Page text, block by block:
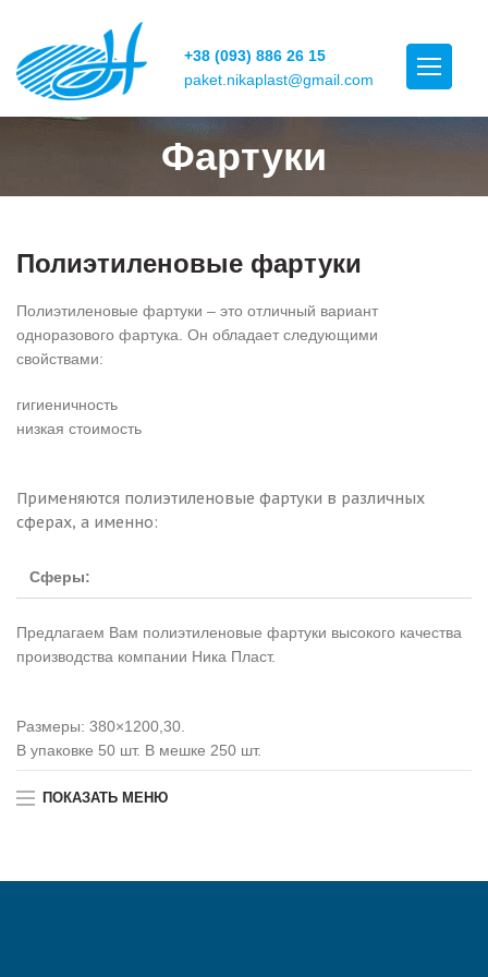
+38 (093) 886 26 15
paket.nikaplast@gmail.com
Фартуки
Полиэтиленовые фартуки
Полиэтиленовые фартуки – это отличный вариант
одноразового фартука. Он обладает следующими
свойствами:
гигиеничность
низкая стоимость
Применяются полиэтиленовые фартуки в различных
сферах, а именно:
Сферы:
Предлагаем Вам полиэтиленовые фартуки высокого качества
производства компании Ника Пласт.
Размеры: 380×1200,30.
В упаковке 50 шт. В мешке 250 шт.
ПОКАЗАТЬ МЕНЮ